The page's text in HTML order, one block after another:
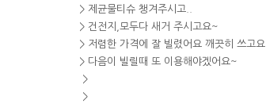
> 제균물티슈 챙겨주시고..
> 건전지,모두다 새거 주시고요~
> 저렴한 가격에 잘 빌렸어요 깨끗히 쓰고요
> 다음이 빌릴때 또 이용해야겠어요~
>
>